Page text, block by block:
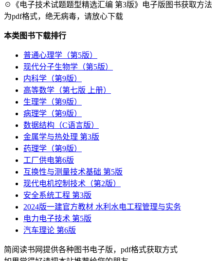
☉《电子技术试题题型精选汇编 第3版》电子版图书获取方法
为pdf格式，绝无病毒，请放心下载
本类图书下载排行
普通心理学（第5版）
现代分子生物学（第5版）
内科学（第9版）
高等数学（第七版 上册）
生理学（第9版）
病理学（第9版）
数据结构（C语言版）
金属学与热处理 第3版
药理学（第9版）
工厂供电第6版
互换性与测量技术基础 第5版
现代电机控制技术（第2版）
安全系统工程 第3版
2024版一建官方教材 水利水电工程管理与实务
电力电子技术 第5版
汽车理论 第6版
简阅读书网提供各种图书电子版，pdf格式获取方式